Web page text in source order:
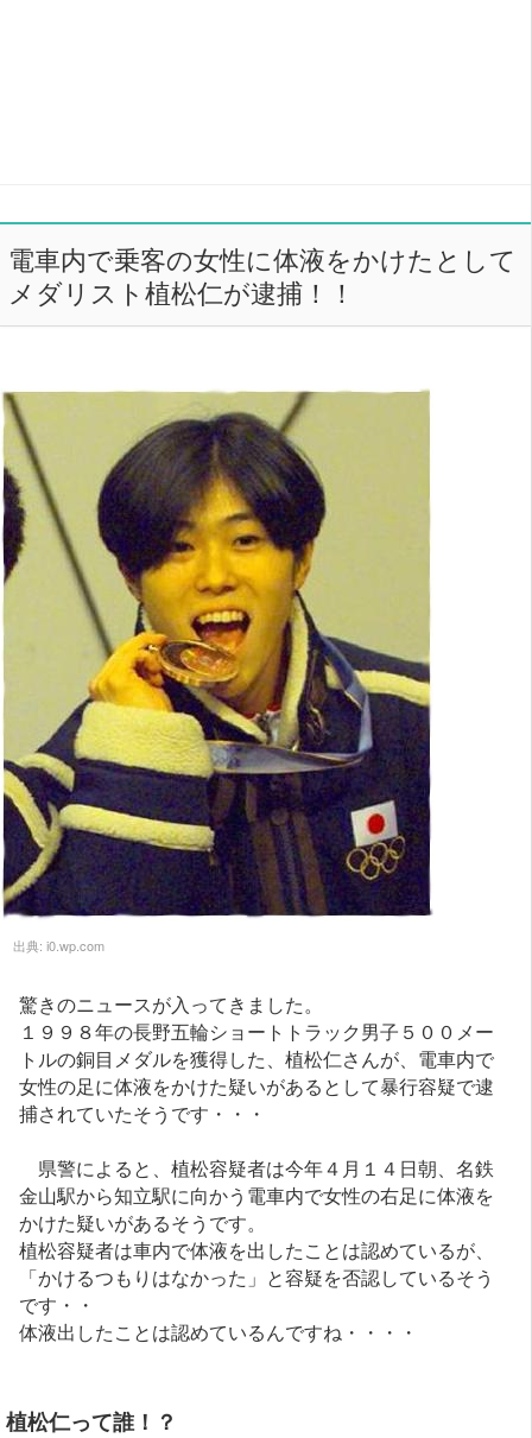
電車内で乗客の女性に体液をかけたとして
メダリスト植松仁が逮捕！！
出典: i0.wp.com
驚きのニュースが入ってきました。
１９９８年の長野五輪ショートトラック男子５００メー
トルの銅目メダルを獲得した、植松仁さんが、電車内で
女性の足に体液をかけた疑いがあるとして暴行容疑で逮
捕されていたそうです・・・
県警によると、植松容疑者は今年４月１４日朝、名鉄
金山駅から知立駅に向かう電車内で女性の右足に体液を
かけた疑いがあるそうです。
植松容疑者は車内で体液を出したことは認めているが、
「かけるつもりはなかった」と容疑を否認しているそう
です・・
体液出したことは認めているんですね・・・・
植松仁って誰！？